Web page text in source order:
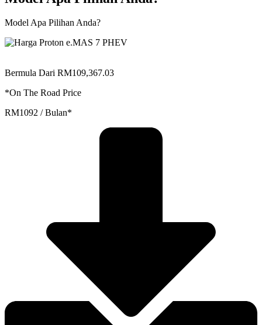
Model Apa Pilihan Anda?
Bermula Dari RM109,367.03
*On The Road Price
RM1092 / Bulan*